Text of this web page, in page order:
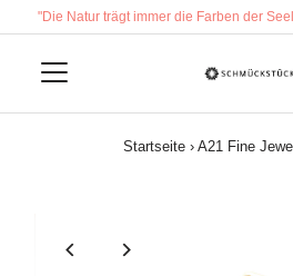
Direkt zum Inhalt
"Die Natur trägt immer die Farben der
Startseite › A21 Fine